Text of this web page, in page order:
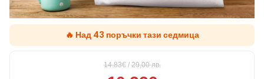
🔥 Над 43 поръчки тази седмица
14.83€ / 29,00лв.